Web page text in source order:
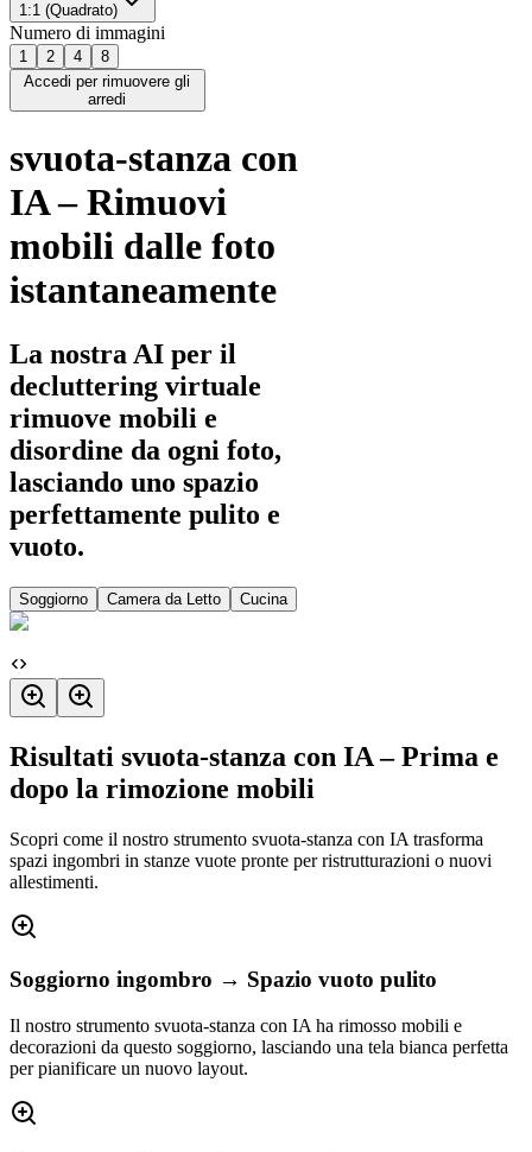
1:1 (Quadrato)
Numero di immagini
1 2 4
8
Accedi per rimuovere gli
arredi
svuota-stanza con
IA – Rimuovi
mobili dalle foto
istantaneamente
La nostra AI per il
decluttering virtuale
rimuove mobili e
disordine da ogni foto,
lasciando uno spazio
perfettamente pulito e
vuoto.
Soggiorno Camera da Letto Cucina
Risultati svuota-stanza con IA – Prima e
dopo la rimozione mobili
Scopri come il nostro strumento svuota-stanza con IA trasforma
spazi ingombri in stanze vuote pronte per ristrutturazioni o nuovi
allestimenti.
Soggiorno ingombro → Spazio vuoto pulito
Il nostro strumento svuota-stanza con IA ha rimosso mobili e
decorazioni da questo soggiorno, lasciando una tela bianca perfetta
per pianificare un nuovo layout.